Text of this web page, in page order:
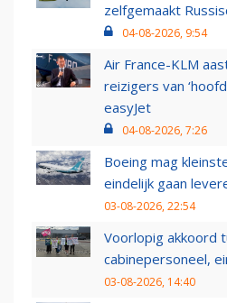
zelfgemaakt
04-08-2026, 9:54
Air France-KLM
reizigers van
easyJet
04-08-2026, 7:26
Boeing mag
eindelijk gaan
03-08-2026, 22:54
Voorlopig akkoord
cabinepersoneel,
03-08-2026, 14:40